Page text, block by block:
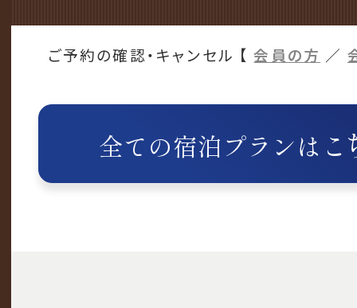
ご予約の確認・キャンセル 【会員の方 ／
全ての宿泊プランは こ